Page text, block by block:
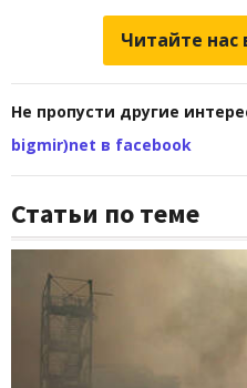
Читайте нас
Не пропусти другие
bigmir)net в facebook
Статьи по теме